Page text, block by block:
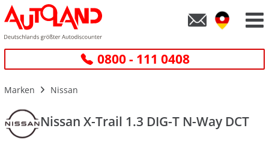
0800 - 111 0408
Marken Nissan
Nissan X-Trail 1.3 DIG-T N-Way DCT